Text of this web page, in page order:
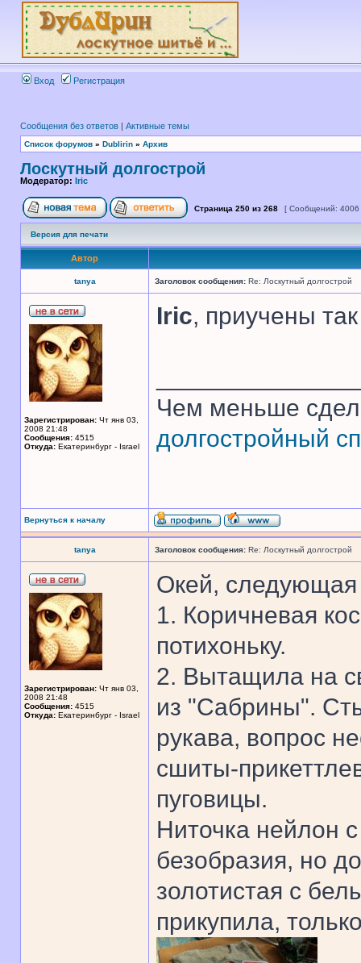
Вход Регистрация
Сообщения без ответов | Активные темы
Список форумов » Dublirin » Архив
Лоскутный долгострой
Модератор: Iric
Страница 250 из 268 [ Сообщений:
Версия для печати
Автор
tanya Заголовок сообщения: Re: Лоскутный долгострой
Зарегистрирован: Чт янв 03,
2008 21:48
Сообщения: 4515
Откуда: Екатеринбург - Israel
Iric, приучены
Чем меньше
долгостройный
Вернуться к началу
tanya Заголовок сообщения: Re: Лоскутный долгострой
Зарегистрирован: Чт янв 03,
2008 21:48
Сообщения: 4515
Откуда: Екатеринбург - Israel
Окей, следующая
1. Коричневая
потихоньку.
2. Вытащила на
из "Сабрины".
рукава, вопрос
сшиты-
пуговицы.
Ниточка нейлон
безобразия, но
золотистая с
прикупила,